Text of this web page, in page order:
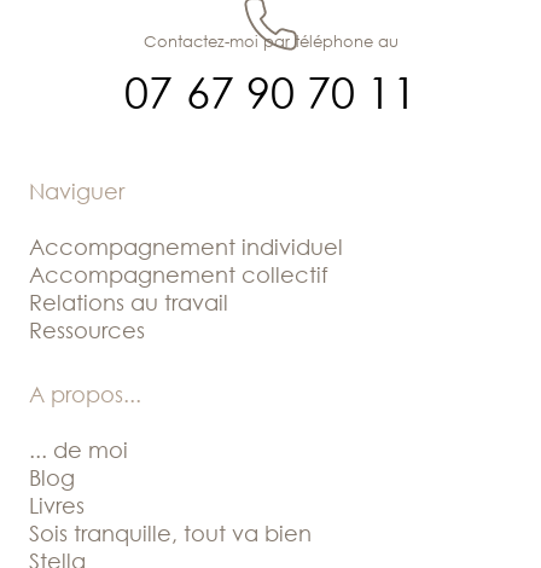
07 67 90 70 11
Contactez-moi par téléphone au
Naviguer
Accompagnement individuel
Accompagnement collectif
Relations au travail
Ressources
A propos...
... de moi
Blog
Livres
Sois tranquille, tout va bien
Stella